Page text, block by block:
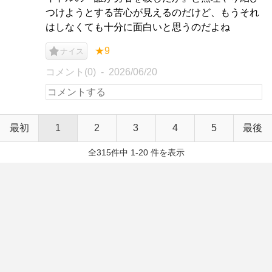
つけようとする苦心が見えるのだけど、もうそれ
はしなくても十分に面白いと思うのだよね
ナイス ★9
コメント(0) 2026/06/20
最初 1 2 3 4 5 最後
全315件中 1-20 件を表示